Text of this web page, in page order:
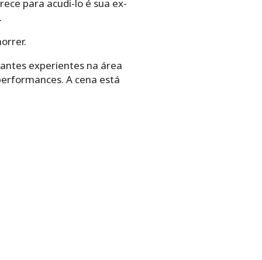
para acudi-lo é sua ex-
experientes na área
A cena está